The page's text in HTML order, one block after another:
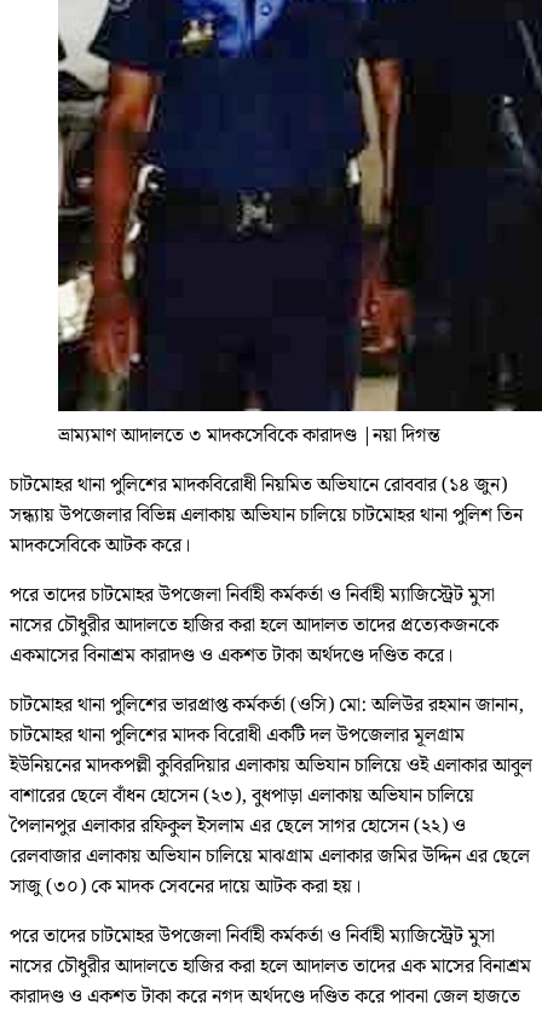
ভ্রাম্যমাণ আদালতে ৩ মাদকসেবিকে কারাদণ্ড |নয়া দিগন্ত
চাটমোহর থানা পুলিশের মাদকবিরোধী নিয়মিত অভিযানে রোববার (১৪ জুন)
সন্ধ্যায় উপজেলার বিভিন্ন এলাকায় অভিযান চালিয়ে চাটমোহর থানা পুলিশ তিন
মাদকসেবিকে আটক করে।
পরে তাদের চাটমোহর উপজেলা নির্বাহী কর্মকর্তা ও নির্বাহী ম্যাজিস্ট্রেট মুসা
নাসের চৌধুরীর আদালতে হাজির করা হলে আদালত তাদের প্রত্যেকজনকে
একমাসের বিনাশ্রম কারাদণ্ড ও একশত টাকা অর্থদণ্ডে দণ্ডিত করে।
চাটমোহর থানা পুলিশের ভারপ্রাপ্ত কর্মকর্তা (ওসি) মো: অলিউর রহমান জানান,
চাটমোহর থানা পুলিশের মাদক বিরোধী একটি দল উপজেলার মূলগ্রাম
ইউনিয়নের মাদকপল্লী কুবিরদিয়ার এলাকায় অভিযান চালিয়ে ওই এলাকার আবুল
বাশারের ছেলে বাঁধন হোসেন (২৩), বুধপাড়া এলাকায় অভিযান চালিয়ে
পৈলানপুর এলাকার রফিকুল ইসলাম এর ছেলে সাগর হোসেন (২২) ও
রেলবাজার এলাকায় অভিযান চালিয়ে মাঝগ্রাম এলাকার জমির উদ্দিন এর ছেলে
সাজু (৩০) কে মাদক সেবনের দায়ে আটক করা হয়।
পরে তাদের চাটমোহর উপজেলা নির্বাহী কর্মকর্তা ও নির্বাহী ম্যাজিস্ট্রেট মুসা
নাসের চৌধুরীর আদালতে হাজির করা হলে আদালত তাদের এক মাসের বিনাশ্রম
কারাদণ্ড ও একশত টাকা করে নগদ অর্থদণ্ডে দণ্ডিত করে পাবনা জেল হাজতে